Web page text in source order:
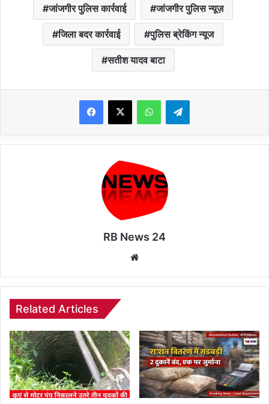
जांजगीर पुलिस कार्रवाई जांजगीर पुलिस न्यूज़
जिला बदर कार्रवाई पुलिस ब्रेकिंग न्यूज
सतीश यादव बाटा
WhatsAppTelegram
RB News 24
Related Articles